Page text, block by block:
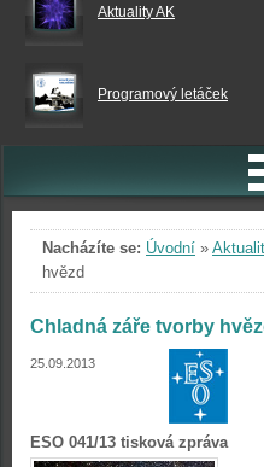
Aktuality AK
Programový letáček
Nacházíte se: Úvodní »
hvězd
Chladná záře tvorby
25.09.2013
ESO 041/13 tisková zpráva